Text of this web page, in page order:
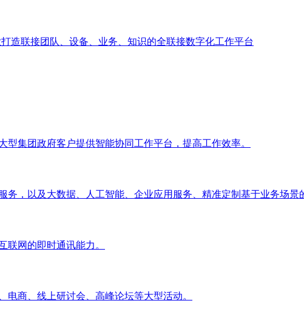
造联接团队、设备、业务、知识的全联接数字化工作平台
集团政府客户提供智能协同工作平台，提高工作效率。
，以及大数据、人工智能、企业应用服务、精准定制基于业务场景
联网的即时通讯能力。
商、线上研讨会、高峰论坛等大型活动。